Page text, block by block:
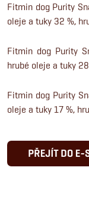
Fitmin dog Purity
oleje a tuky 32 %,
Fitmin dog Purity
hrubé oleje a tuky
Fitmin dog Purity
oleje a tuky 17 %,